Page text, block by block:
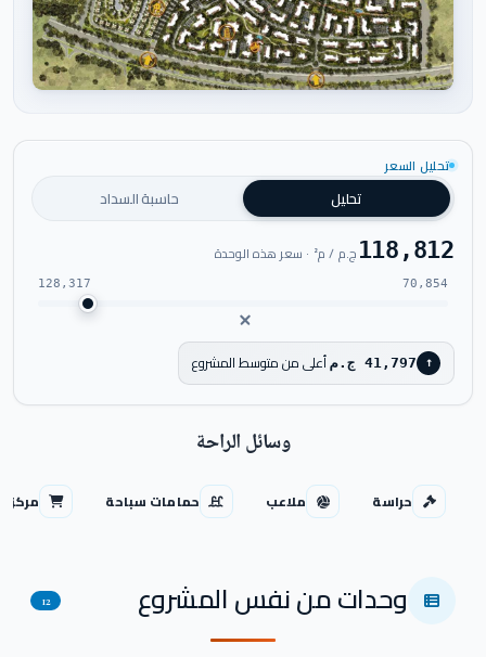
تحليل السعر
تحليل حاسبة السداد
118,812ج.م / م² · سعر هذه الوحدة
70,854
128,317
↑ 41,797 ج.م أعلى من متوسط المشروع
وسائل الراحة
حراسة ملاعب حمامات سباحة مركز
وحدات من نفس المشروع 12